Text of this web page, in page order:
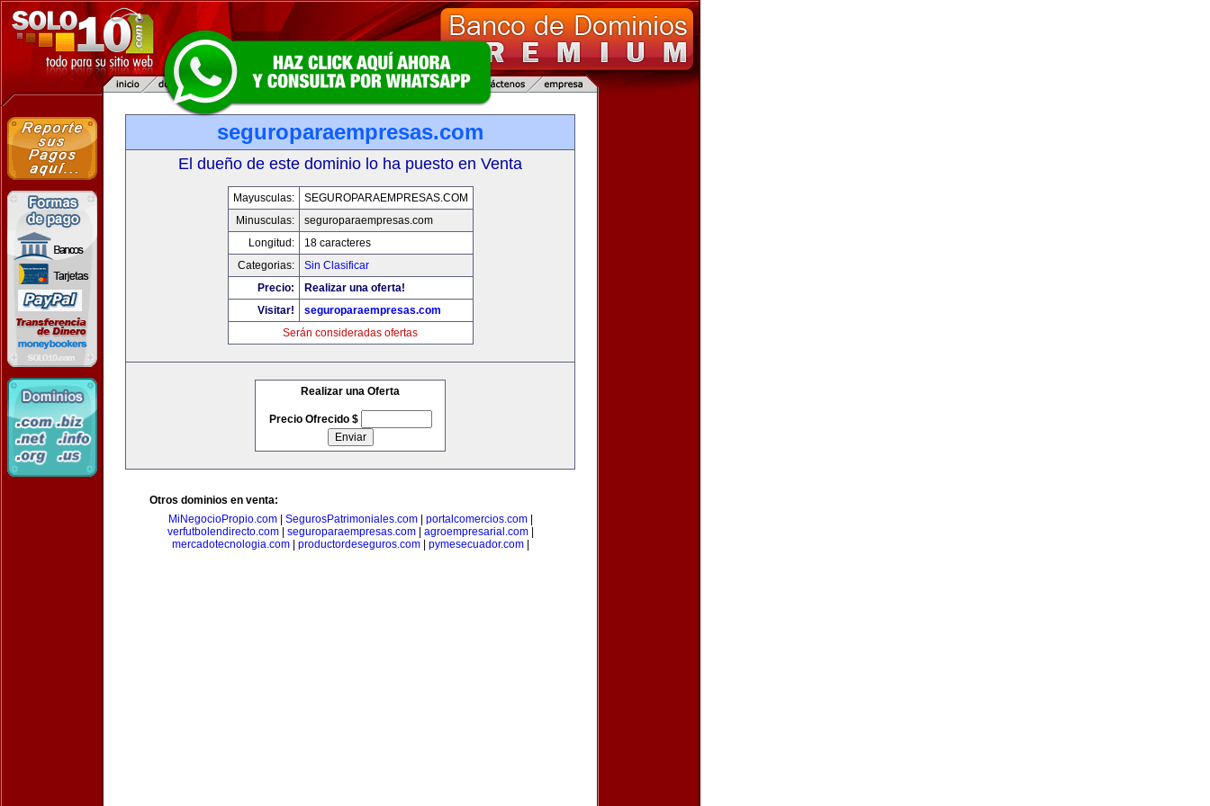
seguroparaempresas.com
El dueño de este dominio lo ha puesto en Venta
Mayusculas:
SEGUROPARAEMPRESAS.COM
Minusculas:
seguroparaempresas.com
Longitud:
18 caracteres
Categorias:
Sin Clasificar
Precio:
Realizar una oferta!
Visitar!
seguroparaempresas.com
Serán consideradas ofertas
Realizar una Oferta
Precio Ofrecido $
Otros dominios en venta:
MiNegocioPropio.com| SegurosPatrimoniales.com| portalcomercios.com|
verfutbolendirecto.com| seguroparaempresas.com| agroempresarial.com|
mercadotecnologia.com| productordeseguros.com| pymesecuador.com|